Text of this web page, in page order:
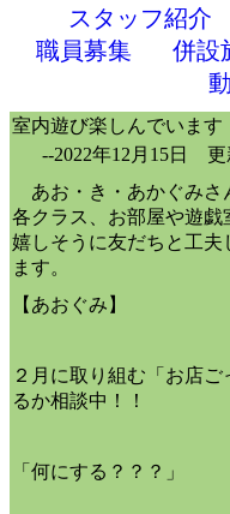
スタッフ紹介
職員募集
併設
室内遊び楽しんでいます
--2022年12月15日 更
あお・き・あかぐみさ
各クラス、お部屋や遊戯
嬉しそうに友だちと工
ます。
【あおぐみ】
２月に取り組む「お店
るか相談中！！
「何にする？？？」